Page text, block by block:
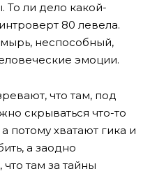
То ли дело какой-
80 левела.
неспособный,
эмоции.
что там, под
скрываться что-то
потому хватают гика и
а заодно
там за тайны